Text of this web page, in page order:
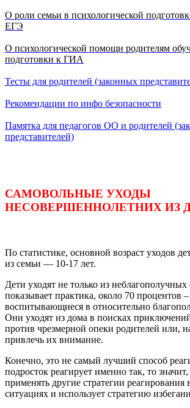
О роли семьи в психологической
ЕГЭ
О психологической помощи родителям
подготовки к ГИА
Тесты для родителей (законных
Рекомендации по инфо безопасности
Памятка для педагогов ОО и родителей
представителей)
САМОВОЛЬНЫЕ УХОДЫ
НЕСОВЕРШЕННОЛЕТНИХ ИЗ
По статистике, основной возраст уходов
из семьи — 10-17 лет.
Дети уходят не только из
показывает практика, около 70 процентов –
воспитывающиеся в относительно
Они уходят из дома в поисках
против чрезмерной опеки родителей или,
привлечь их внимание.
Конечно, это не самый лучший способ
подросток реагирует именно так, то
применять другие стратегии
ситуациях и использует стратегию